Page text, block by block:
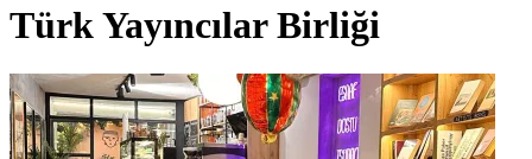
Türk Yayıncılar Birliği